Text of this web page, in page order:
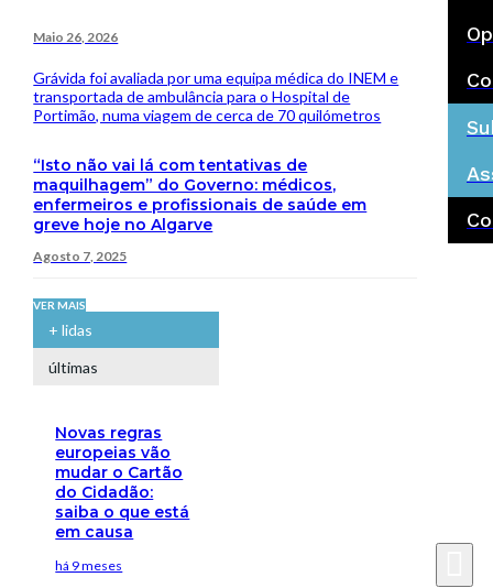
Maio 26, 2026
Grávida foi avaliada por uma equipa médica do INEM e
transportada de ambulância para o Hospital de
Portimão, numa viagem de cerca de 70 quilómetros
“Isto não vai lá com tentativas de
maquilhagem” do Governo: médicos,
enfermeiros e profissionais de saúde em
greve hoje no Algarve
Agosto 7, 2025
VER MAIS
+ lidas
últimas
Novas regras
europeias vão
mudar o Cartão
do Cidadão:
saiba o que está
em causa
há 9 meses